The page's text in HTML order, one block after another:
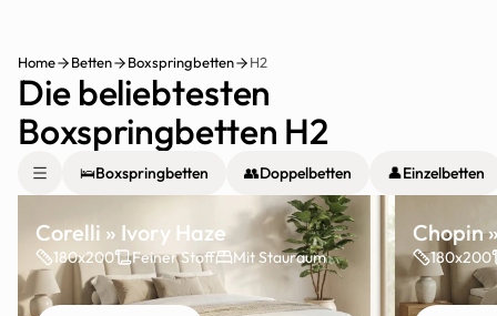
Home Betten Boxspringbetten H2
Die beliebtesten
Boxspringbetten H2
🛌Boxspringbetten 👥Doppelbetten 👤Einzelbetten
Corelli » Ivory Haze
180x200 Feiner Stoff Mit Stauraum
Chopin
180x200